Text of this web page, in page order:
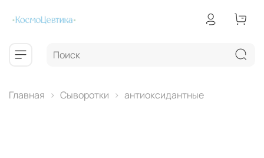
Главная Сыворотки антиоксидантные